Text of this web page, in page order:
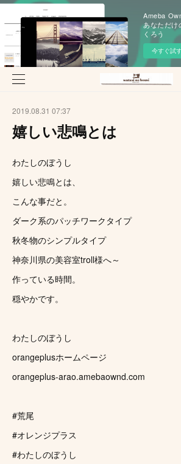
Ameba
あなただけ
くろう
今すぐ試
2019.08.31 07:37
嬉しい悲鳴とは
わたしのぼうし
嬉しい悲鳴とは、
こんな事だと。
ダーク系のパッチワークタイプ
秋冬物のシンプルタイプ
神奈川県の美容室troll様へ～
作っている時間。
穏やかです。
わたしのぼうし
orangeplusホームページ
orangeplus-arao.amebaownd.com
#荒尾
#オレンジプラス
#わたしのぼうし